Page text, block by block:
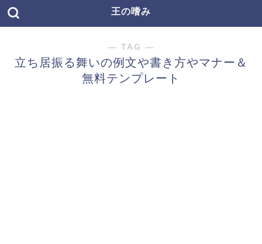
王の嗜み
― TAG ―
立ち居振る舞いの例文や書き方やマナー＆
無料テンプレート